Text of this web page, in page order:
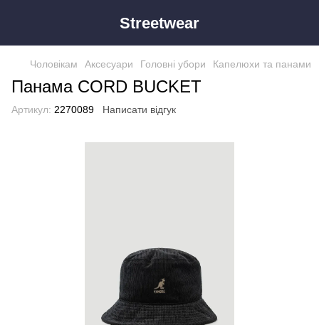
Streetwear
Чоловікам Аксесуари Головні убори Капелюхи та панами
Панама CORD BUCKET
Артикул: 2270089 Написати відгук